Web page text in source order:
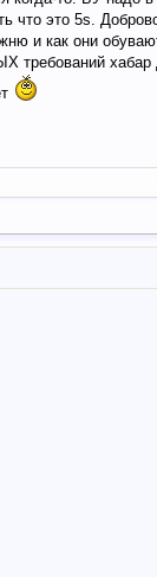
что это 5s.
и как они
требований хабар